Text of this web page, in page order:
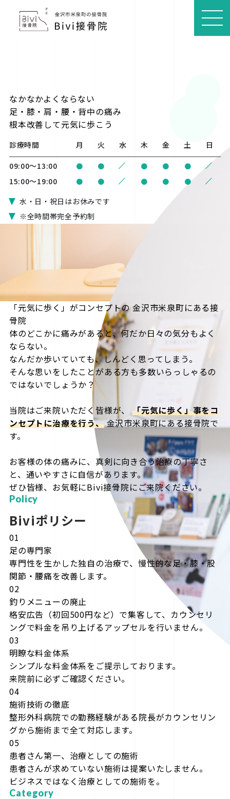
MEN
U
なかなかよくならない
足・膝・肩・腰・背中の痛み
根本改善 して元気に歩こう
診療時間 月 火 水 木 金 土 日
09:00〜13:00 ● ● / ● ● ● /
15:00〜19:00 ● ● / ● ● ● /
水・日・祝日はお休みです
※全時間帯完全予約制
「元気に歩く」がコンセプトの金沢市米泉町にある接
骨院
体のどこかに痛みがあると、何だか日々の気分もよく
ならない。
なんだか歩いていても、しんどく思ってしまう。
そんな思いをしたことがある方も多数いらっしゃるの
ではないでしょうか？
当院はご来院いただく皆様が、
「元気に歩く」事をコ
ンセプトに治療を行う、金沢市米泉町にある接骨院で
す。
お客様の体の痛みに、真剣に向き合う治療の丁寧さ
と、通いやすさに自信があります。
ぜひ皆様、お気軽にBivi接骨院にご来院ください。
Policy
Biviポリシー
01
足の専門家
専門性を生かした独自の治療で、慢性的な足・膝・股
関節・腰痛を改善します。
02
釣りメニューの廃止
格安広告（初回500円など）で集客して、カウンセリ
ングで料金を吊り上げるアップセルを行いません。
03
明瞭な料金体系
シンプルな料金体系をご提示しております。
来院前に必ずご確認ください。
04
施術技術の徹底
整形外科病院での勤務経験がある院長がカウンセリン
グから施術まで全て対応します。
05
患者さん第一、治療としての施術
患者さんが求めていない施術は提案いたしません。
ビジネスではなく治療としての施術を。
Category